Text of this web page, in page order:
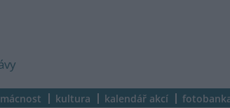
kultura kalendář akcí